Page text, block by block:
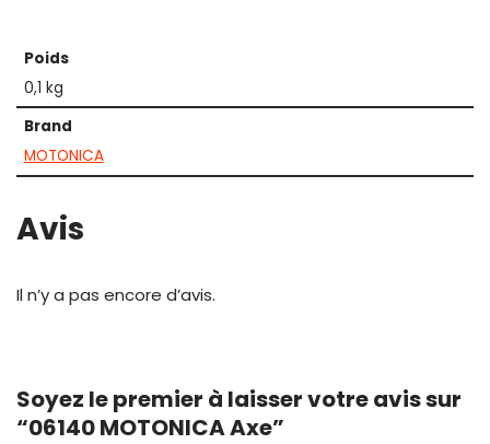
Poids
0,1 kg
Brand
MOTONICA
Avis
Il n’y a pas encore d’avis.
Soyez le premier à laisser votre avis sur
“06140 MOTONICA Axe”